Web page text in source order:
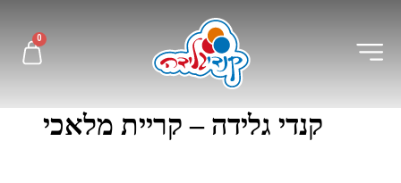
0
קנדי גלידה – קריית מלאכי